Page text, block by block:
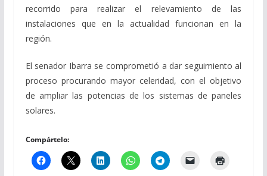
recorrido para realizar el relevamiento de las
instalaciones que en la actualidad funcionan en la
región.
El senador Ibarra se comprometió a dar seguimiento al
proceso procurando mayor celeridad, con el objetivo
de ampliar las potencias de los sistemas de paneles
solares.
Compártelo: